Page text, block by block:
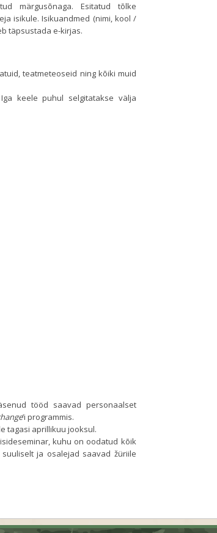
märgusõnaga. Esitatud tõlke
isikule. Isikuandmed (nimi, kool /
täpsustada e-kirjas.
teatmeteoseid ning kõiki muid
keele puhul selgitatakse välja
tööd saavad personaalset
’i programmis.
tagasi aprillikuu jooksul.
kuhu on oodatud kõik
ja osalejad saavad žüriile